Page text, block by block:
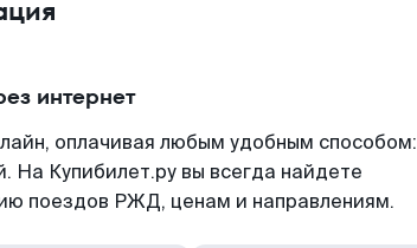
интернет
оплачивая любым удобным способом:
На Купибилет.ру вы всегда найдете
поездов РЖД, ценам и направлениям.